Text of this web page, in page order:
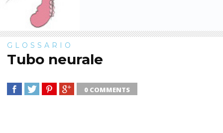
GLOSSARIO
Tubo neurale
0 COMMENTS